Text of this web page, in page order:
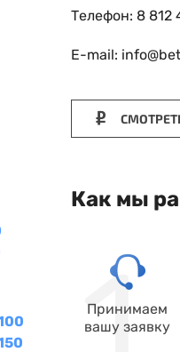
Телефон: 8 812
E-mail:
Как мы
Принимаем
вашу заявку